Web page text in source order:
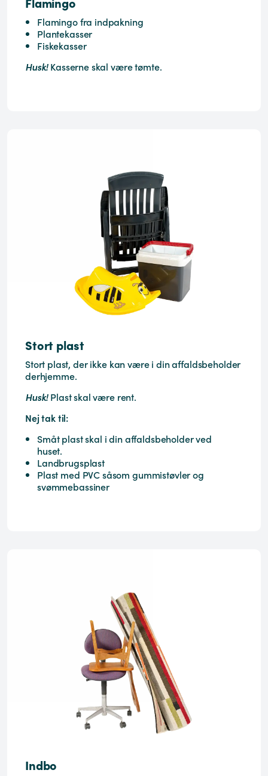
Flamingo fra indpakning
Plantekasser
Fiskekasser
Husk!Kasserne skal være tømte.
Stort plast
Stort plast, der ikke kan være i din affaldsbeholder
derhjemme.
Husk!Plast skal være rent.
Nej tak til:
Småt plast skal i din affaldsbeholder ved
huset.
Landbrugsplast
Plast med PVC såsom gummistøvler og
svømmebassiner
Indbo